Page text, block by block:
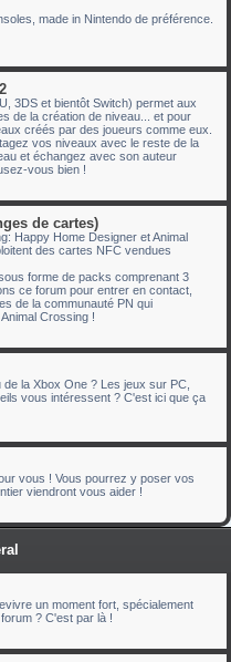
made in Nintendo de préférence.
3DS et bientôt Switch) permet aux
de la création de niveau... et pour
créés par des joueurs comme eux.
vos niveaux avec le reste de la
et échangez avec son auteur
vous bien !
de cartes)
Happy Home Designer et Animal
des cartes NFC vendues
forme de packs comprenant 3
ce forum pour entrer en contact,
de la communauté PN qui
Crossing !
la Xbox One ? Les jeux sur PC,
vous intéressent ? C'est ici que ça
vous ! Vous pourrez y poser vos
viendront vous aider !
un moment fort, spécialement
? C'est par là !